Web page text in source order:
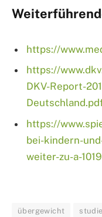
https://
https://
DKV-Report-
https://
bei-kindern-
weiter-zu-a-
übergewicht studie